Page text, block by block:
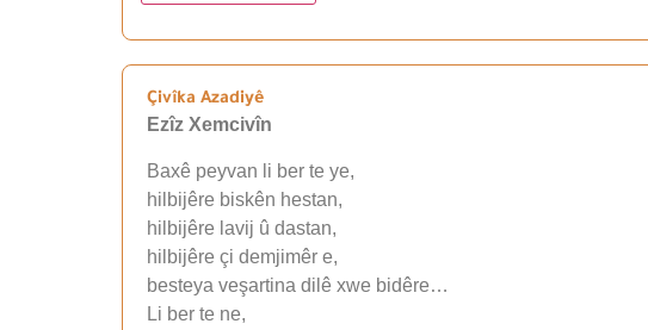
Çivîka Azadiyê
Ezîz Xemcivîn
Baxê peyvan li ber te ye,
hilbijêre biskên hestan,
hilbijêre lavij û dastan,
hilbijêre çi demjimêr e,
besteya veşartina dilê xwe bidêre…
Li ber te ne,